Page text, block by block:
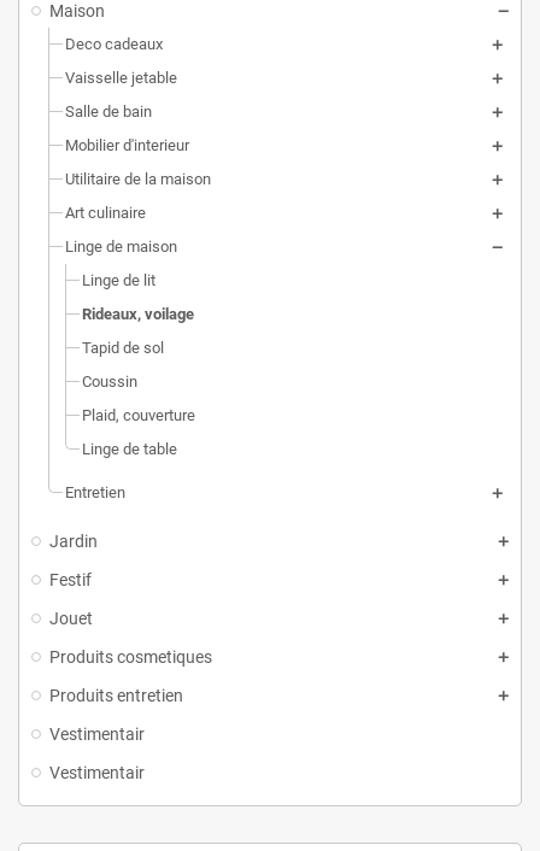
Maison
Deco cadeaux
Vaisselle jetable
Salle de bain
Mobilier d'interieur
Utilitaire de la maison
Art culinaire
Linge de maison
Linge de lit
Rideaux, voilage
Tapid de sol
Coussin
Plaid, couverture
Linge de table
Entretien
Jardin
Festif
Jouet
Produits cosmetiques
Produits entretien
Vestimentair
Vestimentair